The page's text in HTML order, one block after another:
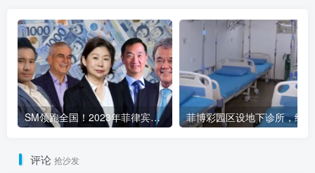
SM领跑全国！2023年菲律宾商业巨头稳健发展
评论 抢沙发